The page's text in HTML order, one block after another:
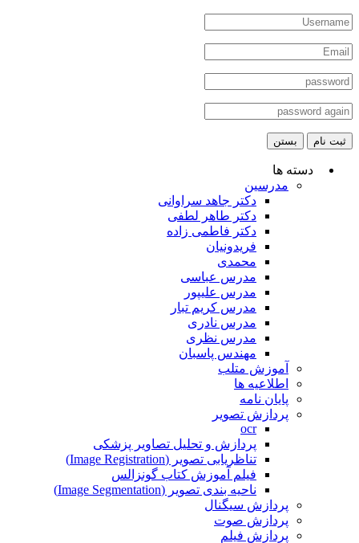
ثبت نام بستن
دسته ها
مدرسین
دکتر جاهد سراوانی
دکتر طاهر لطفی
دکتر فاطمی زاده
فریدونیان
محمدی
مدرس عباسی
مدرس علیپور
مدرس کریم تبار
مدرس نادری
مدرس نظری
مهندس پاسبان
آموزش متلب
اطلاعیه ها
پایان نامه
پردازش تصویر
ocr
پردازش و تحلیل تصاویر پزشکی
تناظریابی تصویر (Image Registration)
فیلم آموزش کتاب گونزالس
ناحیه بندی تصویر (Image Segmentation)
پردازش سیگنال
پردازش صوت
پردازش فیلم